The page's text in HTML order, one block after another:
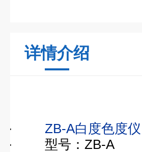
详情介绍
· ZB-A白度色度仪
·
型号：ZB-A